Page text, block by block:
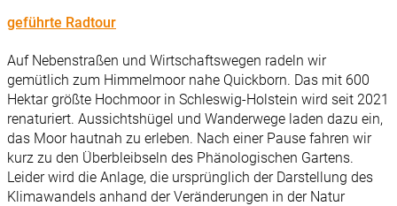
geführte Radtour
Auf Nebenstraßen und Wirtschaftswegen radeln wir
gemütlich zum Himmelmoor nahe Quickborn. Das mit 600
Hektar größte Hochmoor in Schleswig-Holstein wird seit 2021
renaturiert. Aussichtshügel und Wanderwege laden dazu ein,
das Moor hautnah zu erleben. Nach einer Pause fahren wir
kurz zu den Überbleibseln des Phänologischen Gartens.
Leider wird die Anlage, die ursprünglich der Darstellung des
Klimawandels anhand der Veränderungen in der Natur